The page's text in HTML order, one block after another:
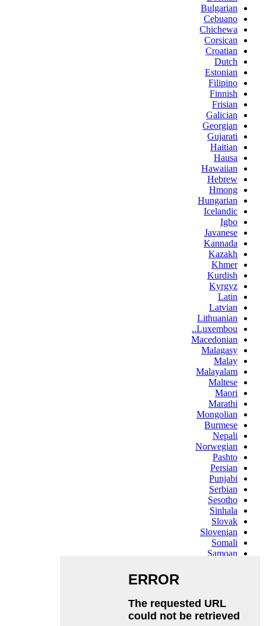
Bulgarian
Cebuano
Chichewa
Corsican
Croatian
Dutch
Estonian
Filipino
Finnish
Frisian
Galician
Georgian
Gujarati
Haitian
Hausa
Hawaiian
Hebrew
Hmong
Hungarian
Icelandic
Igbo
Javanese
Kannada
Kazakh
Khmer
Kurdish
Kyrgyz
Latin
Latvian
Lithuanian
Luxembou..
Macedonian
Malagasy
Malay
Malayalam
Maltese
Maori
Marathi
Mongolian
Burmese
Nepali
Norwegian
Pashto
Persian
Punjabi
Serbian
Sesotho
Sinhala
Slovak
Slovenian
Somali
Samoan
Swahili
Tajik